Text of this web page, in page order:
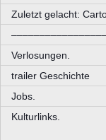
Zuletzt gelacht:
Verlosungen.
trailer Geschichte
Jobs.
Kulturlinks.